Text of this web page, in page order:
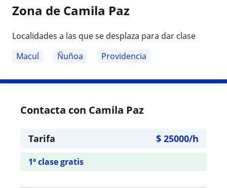
Zona de Camila Paz
Localidades a las que se desplaza para dar clase
Macul
Ñuñoa Providencia
Contacta con Camila Paz
Tarifa $ 25000/h
1ª clase gratis